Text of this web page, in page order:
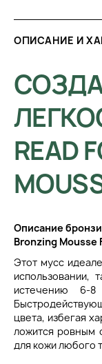
ОПИСАНИЕ И
READ
Описание б
Bronzing Mousse
Этот мусс
использовании,
истечению 6-
цвета, избегая
ложится ровным
для кожи любого